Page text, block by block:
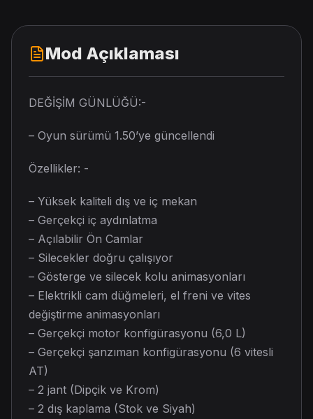
Mod Açıklaması
DEĞİŞİM GÜNLÜĞÜ:-
– Oyun sürümü 1.50’ye güncellendi
Özellikler: -
– Yüksek kaliteli dış ve iç mekan
– Gerçekçi iç aydınlatma
– Açılabilir Ön Camlar
– Silecekler doğru çalışıyor
– Gösterge ve silecek kolu animasyonları
– Elektrikli cam düğmeleri, el freni ve vites
değiştirme animasyonları
– Gerçekçi motor konfigürasyonu (6,0 L)
– Gerçekçi şanzıman konfigürasyonu (6 vitesli
AT)
– 2 jant (Dipçik ve Krom)
– 2 dış kaplama (Stok ve Siyah)